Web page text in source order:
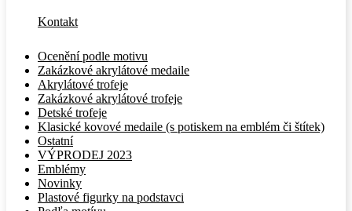
Kontakt
Ocenění podle motivu
Zakázkové akrylátové medaile
Akrylátové trofeje
Zakázkové akrylátové trofeje
Detské trofeje
Klasické kovové medaile (s potiskem na emblém či štítek)
Ostatní
VÝPRODEJ 2023
Emblémy
Novinky
Plastové figurky na podstavci